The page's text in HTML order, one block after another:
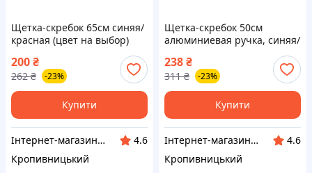
Щетка-скребок 65см синяя/
красная (цвет на выбор)
Польша) ПИР 21818
200₴
262 ₴ -23%
Купити
Інтернет-магазин "Запчастинки"
4.6
Кропивницький
Щетка-скребок 50см
алюминиевая ручка, синяя/
1шт (пр-во PINGUIN
Польша) ПИР 32648
238₴
311 ₴ -23%
Купити
Інтернет-магазин "Запчастинки"
4.6
Кропивницький